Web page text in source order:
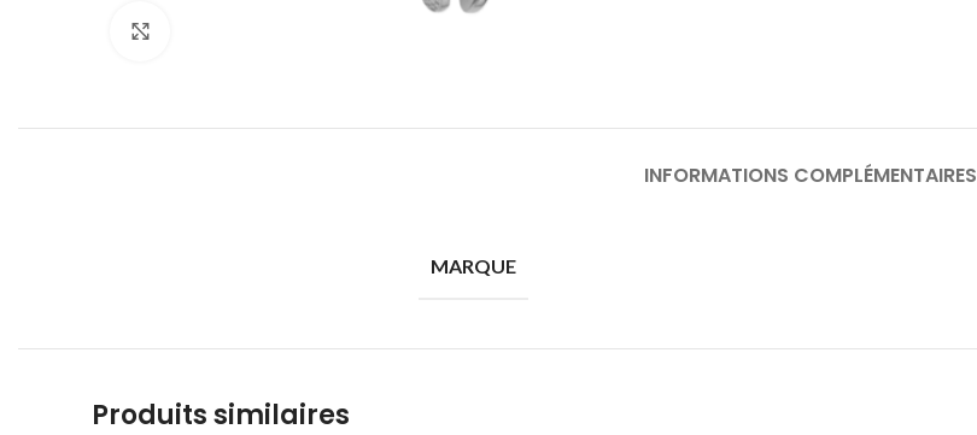
INFORMATIONS COMPLÉMENTAIRES
MARQUE
Produits similaires